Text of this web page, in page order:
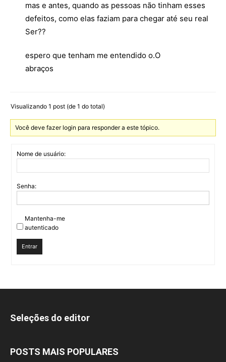
mas e antes, quando as pessoas não tinham esses
defeitos, como elas faziam para chegar até seu real
Ser??
espero que tenham me entendido o.O
abraços
Visualizando 1 post (de 1 do total)
Você deve fazer login para responder a este tópico.
Nome de usuário:
Senha:
Mantenha-me
autenticado
Entrar
Seleções do editor
POSTS MAIS POPULARES